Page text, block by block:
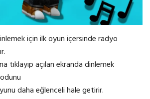
için ilk oyun içersinde radyo
tıklayıp açılan ekranda dinlemek
daha eğlenceli hale getirir.